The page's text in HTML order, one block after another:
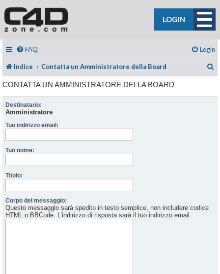
LOGIN
FAQ Login
Indice Contatta un Amministratore della Board
CONTATTA UN AMMINISTRATORE DELLA BOARD
Destinatario:
Amministratore
Tuo indirizzo email:
Tuo nome:
Titolo:
Corpo del messaggio:
Questo messaggio sarà spedito in testo semplice, non includere codice
HTML o BBCode. L’indirizzo di risposta sarà il tuo indirizzo email.